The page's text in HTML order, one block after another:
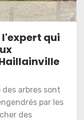
l'expert qui
arbres sont
par les
des